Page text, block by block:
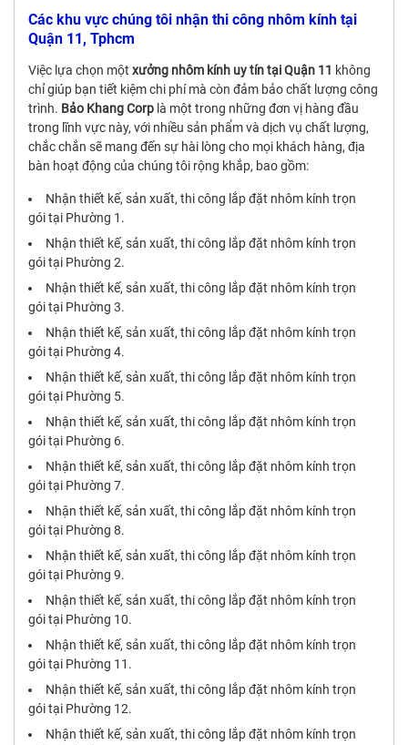
Các khu vực chúng tôi nhận thi công nhôm kính tại
Quận 11, Tphcm
Việc lựa chọn một xưởng nhôm kính uy tín tại Quận 11 không
chỉ giúp bạn tiết kiệm chi phí mà còn đảm bảo chất lượng công
trình. Bảo Khang Corp là một trong những đơn vị hàng đầu
trong lĩnh vực này, với nhiều sản phẩm và dịch vụ chất lượng,
chắc chắn sẽ mang đến sự hài lòng cho mọi khách hàng, địa
bàn hoạt động của chúng tôi rộng khắp, bao gồm:
Nhận thiết kế, sản xuất, thi công lắp đặt nhôm kính trọn
gói tại Phường 1.
Nhận thiết kế, sản xuất, thi công lắp đặt nhôm kính trọn
gói tại Phường 2.
Nhận thiết kế, sản xuất, thi công lắp đặt nhôm kính trọn
gói tại Phường 3.
Nhận thiết kế, sản xuất, thi công lắp đặt nhôm kính trọn
gói tại Phường 4.
Nhận thiết kế, sản xuất, thi công lắp đặt nhôm kính trọn
gói tại Phường 5.
Nhận thiết kế, sản xuất, thi công lắp đặt nhôm kính trọn
gói tại Phường 6.
Nhận thiết kế, sản xuất, thi công lắp đặt nhôm kính trọn
gói tại Phường 7.
Nhận thiết kế, sản xuất, thi công lắp đặt nhôm kính trọn
gói tại Phường 8.
Nhận thiết kế, sản xuất, thi công lắp đặt nhôm kính trọn
gói tại Phường 9.
Nhận thiết kế, sản xuất, thi công lắp đặt nhôm kính trọn
gói tại Phường 10.
Nhận thiết kế, sản xuất, thi công lắp đặt nhôm kính trọn
gói tại Phường 11.
Nhận thiết kế, sản xuất, thi công lắp đặt nhôm kính trọn
gói tại Phường 12.
Nhận thiết kế, sản xuất, thi công lắp đặt nhôm kính trọn